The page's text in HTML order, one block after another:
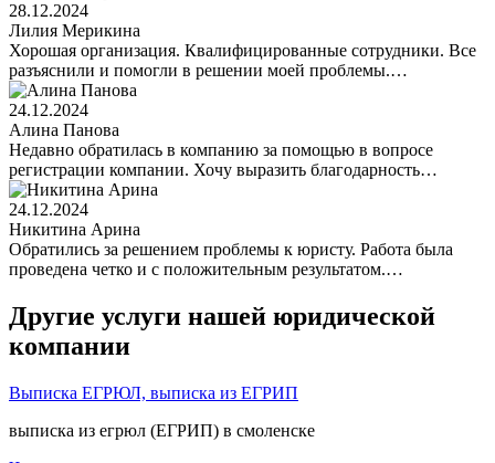
28.12.2024
Лилия Мерикина
Хорошая организация. Квалифицированные сотрудники. Все
разъяснили и помогли в решении моей проблемы.…
24.12.2024
Алина Панова
Недавно обратилась в компанию за помощью в вопросе
регистрации компании. Хочу выразить благодарность…
24.12.2024
Никитина Арина
Обратились за решением проблемы к юристу. Работа была
проведена четко и с положительным результатом.…
Другие услуги нашей юридической
компании
Выписка ЕГРЮЛ, выписка из ЕГРИП
выписка из егрюл (ЕГРИП) в смоленске